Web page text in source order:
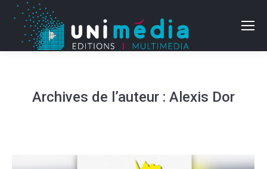
Archives de l’auteur : Alexis Dor